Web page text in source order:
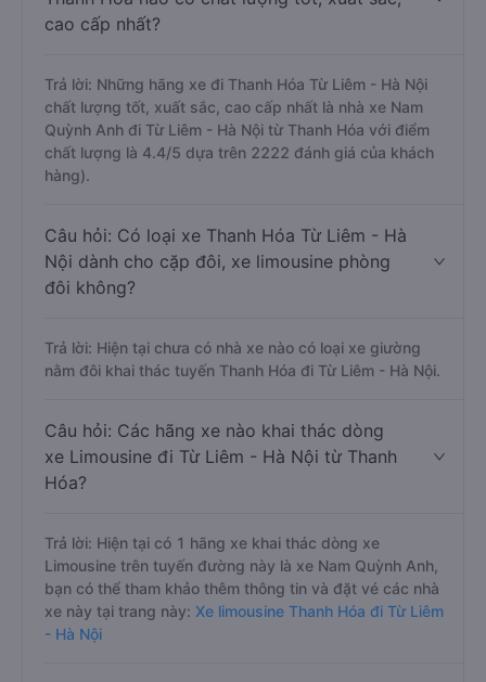
cao cấp nhất?
Trả lời: Những hãng xe đi Thanh Hóa Từ Liêm - Hà Nội
chất lượng tốt, xuất sắc, cao cấp nhất là nhà xe Nam
Quỳnh Anh đi Từ Liêm - Hà Nội từ Thanh Hóa với điểm
chất lượng là 4.4/5 dựa trên 2222 đánh giá của khách
hàng).
Câu hỏi: Có loại xe Thanh Hóa Từ Liêm - Hà
Nội dành cho cặp đôi, xe limousine phòng
đôi không?
Trả lời: Hiện tại chưa có nhà xe nào có loại xe giường
nằm đôi khai thác tuyến Thanh Hóa đi Từ Liêm - Hà Nội.
Câu hỏi: Các hãng xe nào khai thác dòng
xe Limousine đi Từ Liêm - Hà Nội từ Thanh
Hóa?
Trả lời: Hiện tại có 1 hãng xe khai thác dòng xe
Limousine trên tuyến đường này là xe Nam Quỳnh Anh,
bạn có thể tham khảo thêm thông tin và đặt vé các nhà
xe này tại trang này: Xe limousine Thanh Hóa đi Từ Liêm
- Hà Nội